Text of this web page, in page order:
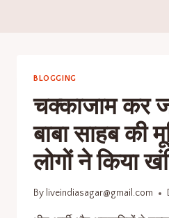
BLOGGING
चक्काजाम कर
बाबा साहब की
लोगों ने किया
By liveindiasagar@gmail.com